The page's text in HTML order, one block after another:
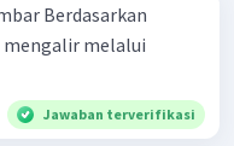
mengalir melalui
Jawaban terverifikasi